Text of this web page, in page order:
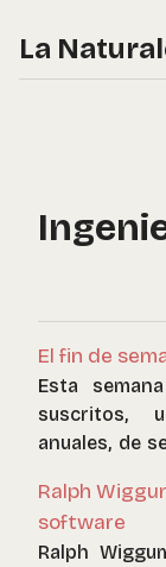
La
El fin de
Esta
suscritos,
anuales, de
mientras mis
lo mantuve
Ralph
software
Ralph